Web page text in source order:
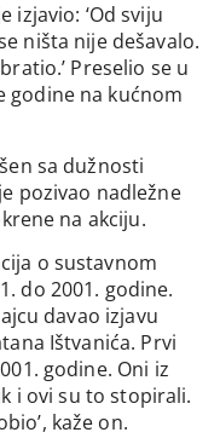
‘Od sviju
ništa nije dešavalo.
Preselio se u
godine na kućnom
sa dužnosti
pozivao nadležne
na akciju.
o sustavnom
do 2001. godine.
davao izjavu
Ištvanića. Prvi
godine. Oni iz
i ovi su to stopirali.
kaže on.